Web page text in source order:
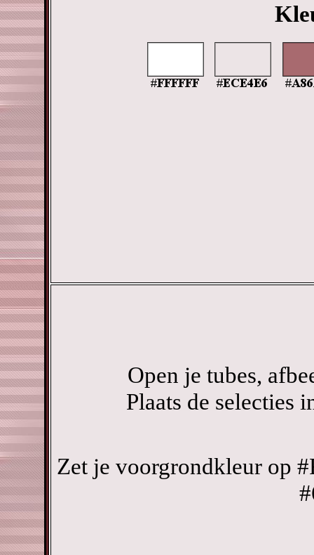
Open je tubes,
Plaats de selecties
Zet je voorgrondkleur op